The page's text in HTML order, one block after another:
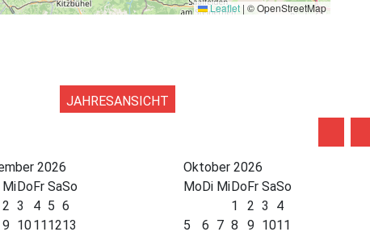
Leaflet | © OpenStreetMap
JAHRESANSICHT
2026
MiDoFr SaSo
2 3 4 5 6
9 10111213
Oktober 2026
MoDi MiDoFr SaSo
1
2 3
4
5
6 7 8 9 1011